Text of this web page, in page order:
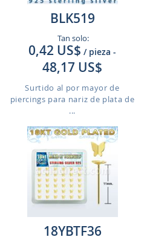
BLK519
Tan solo:
0,42 US$ / pieza -
48,17 US$
Surtido al por mayor de
piercings para nariz de plata de
...
18YBTF36